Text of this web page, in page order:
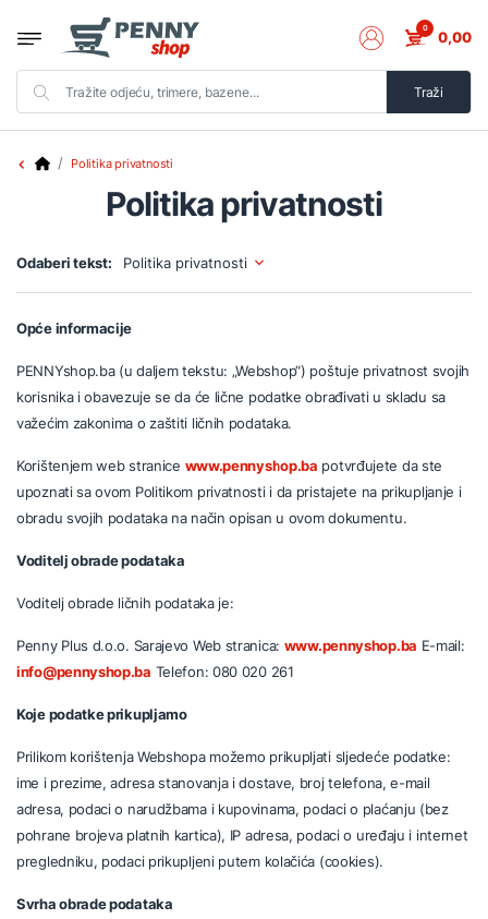
Traži
0 0,00
Politika privatnosti
Politika privatnosti
Odaberi tekst: Politika privatnosti
Opće informacije
PENNYshop.ba (u daljem tekstu: „Webshop“) poštuje privatnost svojih
korisnika i obavezuje se da će lične podatke obrađivati u skladu sa
važećim zakonima o zaštiti ličnih podataka.
Korištenjem web stranice www.pennyshop.ba potvrđujete da ste
upoznati sa ovom Politikom privatnosti i da pristajete na prikupljanje i
obradu svojih podataka na način opisan u ovom dokumentu.
Voditelj obrade podataka
Voditelj obrade ličnih podataka je:
Penny Plus d.o.o. Sarajevo Web stranica: www.pennyshop.ba E-mail:
info@pennyshop.ba Telefon: 080 020 261
Koje podatke prikupljamo
Prilikom korištenja Webshopa možemo prikupljati sljedeće podatke:
ime i prezime, adresa stanovanja i dostave, broj telefona, e-mail
adresa, podaci o narudžbama i kupovinama, podaci o plaćanju (bez
pohrane brojeva platnih kartica), IP adresa, podaci o uređaju i internet
pregledniku, podaci prikupljeni putem kolačića (cookies).
Svrha obrade podataka